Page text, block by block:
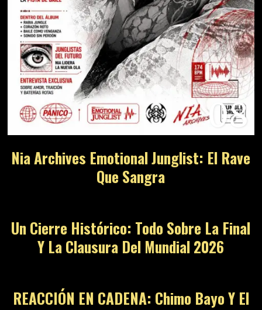
08
Nia Archives Emotional Junglist: El Rave
Que Sangra
Un Cierre Histórico: Todo Sobre La Final
Y La Clausura Del Mundial 2026
10
REACCIÓN EN CADENA: Chimo Bayo Y El